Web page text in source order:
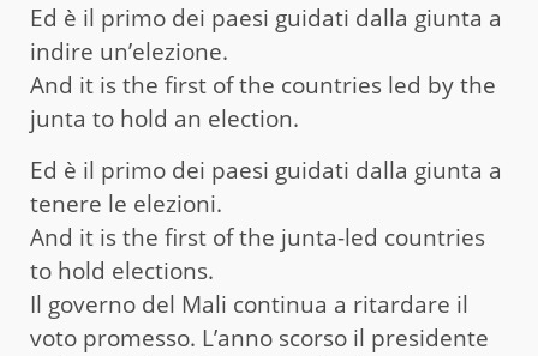
Ed è il primo dei paesi guidati dalla giunta a
indire un’elezione.
And it is the first of the countries led by the
junta to hold an election.
Ed è il primo dei paesi guidati dalla giunta a
tenere le elezioni.
And it is the first of the junta-led countries
to hold elections.
Il governo del Mali continua a ritardare il
voto promesso. L’anno scorso il presidente